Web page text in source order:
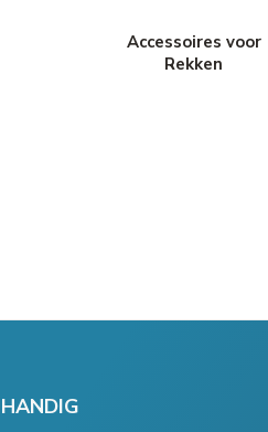
Accessoires voor
Rekken
HANDIG